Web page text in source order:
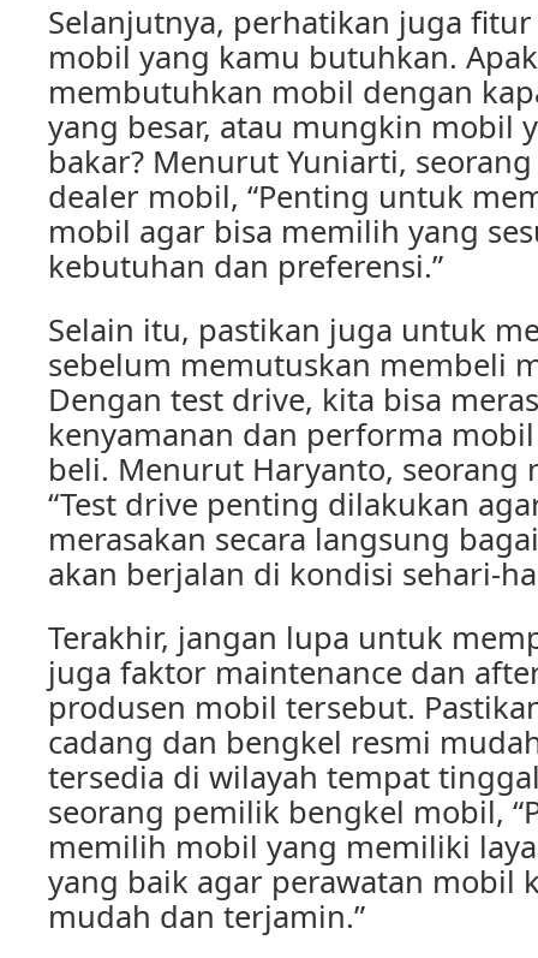
Selanjutnya, perhatikan juga
mobil yang kamu butuhkan.
membutuhkan mobil dengan
yang besar, atau mungkin mobil
bakar? Menurut Yuniarti,
dealer mobil, “Penting untuk
mobil agar bisa memilih yang
kebutuhan dan preferensi.”
Selain itu, pastikan juga untuk
sebelum memutuskan membeli
Dengan test drive, kita bisa
kenyamanan dan performa
beli. Menurut Haryanto, seorang
“Test drive penting dilakukan
merasakan secara langsung
akan berjalan di kondisi sehari-
Terakhir, jangan lupa untuk
juga faktor maintenance dan
produsen mobil tersebut.
cadang dan bengkel resmi
tersedia di wilayah tempat
seorang pemilik bengkel mobil,
memilih mobil yang memiliki
yang baik agar perawatan mobil
mudah dan terjamin.”